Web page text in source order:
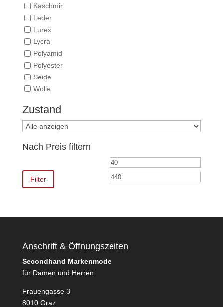
Kaschmir
Leder
Lurex
Lycra
Polyamid
Polyester
Seide
Wolle
Zustand
Nach Preis filtern
Min.
Preis
Filter
Anschrift & Öffnungszeiten
Secondhand Markenmode
für Damen und Herren
Frauengasse 3
8010 Graz